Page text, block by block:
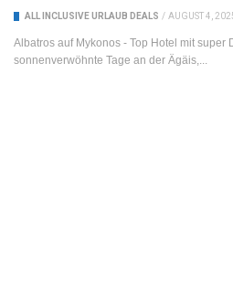
ALL INCLUSIVE URLAUB DEALS / AUGUST 4,
Albatros auf Mykonos - Top Hotel mit super
sonnenverwöhnte Tage an der Ägäis,...